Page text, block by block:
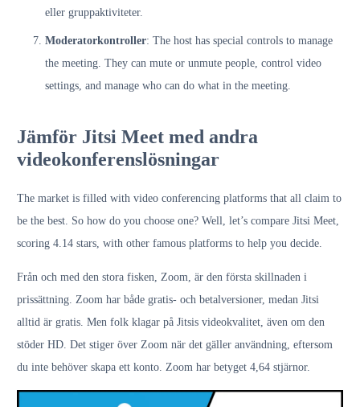
eller gruppaktiviteter.
Moderatorkontroller: The host has special controls to manage
the meeting. They can mute or unmute people, control video
settings, and manage who can do what in the meeting.
Jämför Jitsi Meet med andra
videokonferenslösningar
The market is filled with video conferencing platforms that all claim to
be the best. So how do you choose one? Well, let’s compare Jitsi Meet,
scoring 4.14 stars, with other famous platforms to help you decide.
Från och med den stora fisken, Zoom, är den första skillnaden i
prissättning. Zoom har både gratis- och betalversioner, medan Jitsi
alltid är gratis. Men folk klagar på Jitsis videokvalitet, även om den
stöder HD. Det stiger över Zoom när det gäller användning, eftersom
du inte behöver skapa ett konto. Zoom har betyget 4,64 stjärnor.